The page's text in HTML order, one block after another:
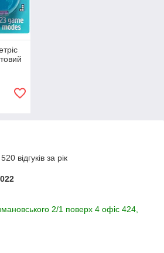
відгуків за рік
2/1 поверх 4 офіс 424,